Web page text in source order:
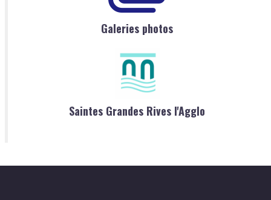
Galeries photos
Saintes Grandes Rives l'Agglo